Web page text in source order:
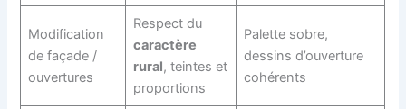
Modification
de façade /
ouvertures
Respect du
caractère
rural, teintes et
proportions
Palette sobre,
dessins d’ouverture
cohérents